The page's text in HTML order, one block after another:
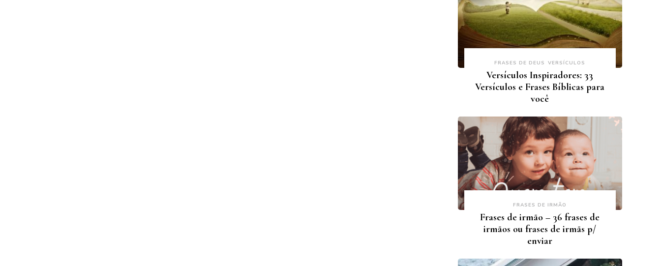
FRASES DE DEUS VERSÍCULOS
Versículos Inspiradores: 33
Versículos e Frases Bíblicas para
você
FRASES DE IRMÃO
Frases de irmão – 36 frases de
irmãos ou frases de irmãs p/
enviar